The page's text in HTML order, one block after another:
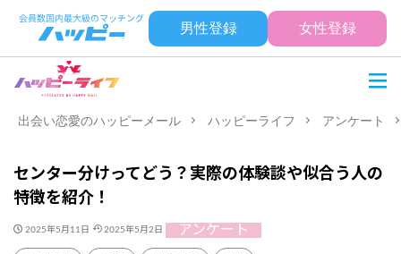
男性登録 女性登録
出会い恋愛のハッピーメール ハッピーライフ アンケート
センター分けってどう？実際の体験談や似合う人の
特徴を紹介！
2025年5月11日 2025年5月2日 アンケート